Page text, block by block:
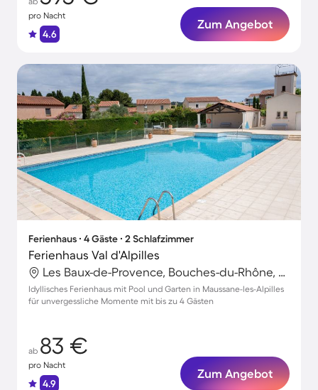
pro Nacht
4.6
Zum Angebot
Ferienhaus ∙ 4 Gäste ∙ 2 Schlafzimmer
Ferienhaus Val d'Alpilles
Les Baux-de-Provence, Bouches-du-Rhône, Frankreich
Idyllisches Ferienhaus mit Pool und Garten in Maussane-les-Alpilles
für unvergessliche Momente mit bis zu 4 Gästen
ab 83 €
pro Nacht
4.9
Zum Angebot